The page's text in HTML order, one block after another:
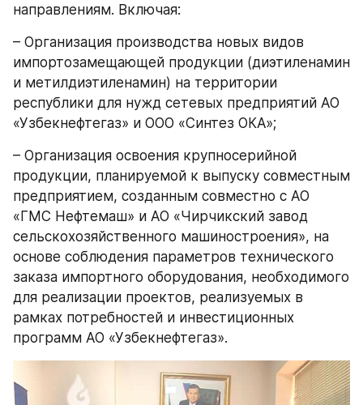
направлениям. Включая:
– Организация производства новых видов
импортозамещающей продукции (диэтиленамин
и метилдиэтиленамин) на территории
республики для нужд сетевых предприятий АО
«Узбекнефтегаз» и ООО «Синтез ОКА»;
– Организация освоения крупносерийной
продукции, планируемой к выпуску совместным
предприятием, созданным совместно с АО
«ГМС Нефтемаш» и АО «Чирчикский завод
сельскохозяйственного машиностроения», на
основе соблюдения параметров технического
заказа импортного оборудования, необходимого
для реализации проектов, реализуемых в
рамках потребностей и инвестиционных
программ АО «Узбекнефтегаз».